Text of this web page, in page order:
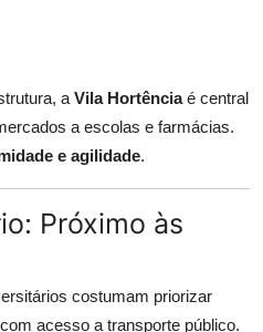
a Vila Hortênciaé central
a escolas e farmácias.
e agilidade.
Próximo às
costumam priorizar
acesso a transporte público.